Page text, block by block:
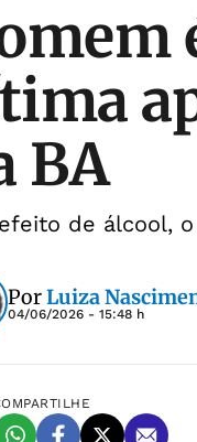
BA
de álcool,
PorLuiza
04/06/2026 - 15:48 h